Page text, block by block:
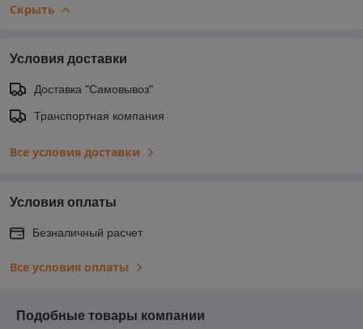
Скрыть
Условия доставки
Доставка "Самовывоз"
Транспортная компания
Все условия доставки
Условия оплаты
Безналичный расчет
Все условия оплаты
Подобные товары компании